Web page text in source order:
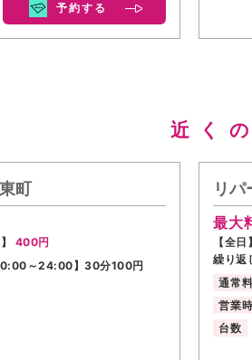
予約する
近く
町
400円
～24:00】30分100円
リパ
最大
【全
繰り返
通常
営業
台数